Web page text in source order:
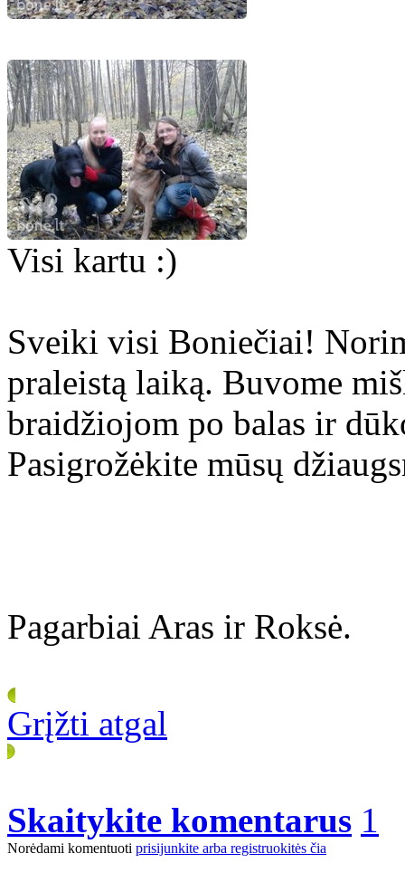
Visi kartu :)
Sveiki visi Boniečiai!
praleistą laiką. Buvome
braidžiojom po balas ir
Pasigrožėkite mūsų
Pagarbiai Aras ir Roksė.
Grįžti atgal
Skaitykite komentarus 1
Norėdami komentuoti prisijunkite arba registruokitės čia